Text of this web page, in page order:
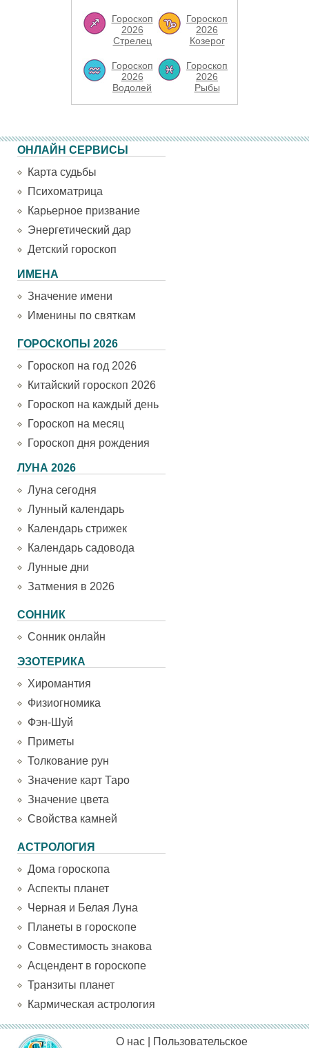
Гороскоп
2026
Стрелец
Гороскоп
2026
Козерог
Гороскоп
2026
Водолей
Гороскоп
2026
Рыбы
ОНЛАЙН СЕРВИСЫ
Карта судьбы
Психоматрица
Карьерное призвание
Энергетический дар
Детский гороскоп
ИМЕНА
Значение имени
Именины по святкам
ГОРОСКОПЫ 2026
Гороскоп на год 2026
Китайский гороскоп 2026
Гороскоп на каждый день
Гороскоп на месяц
Гороскоп дня рождения
ЛУНА 2026
Луна сегодня
Лунный календарь
Календарь стрижек
Календарь садовода
Лунные дни
Затмения в 2026
СОННИК
Сонник онлайн
ЭЗОТЕРИКА
Хиромантия
Физиогномика
Фэн-Шуй
Приметы
Толкование рун
Значение карт Таро
Значение цвета
Свойства камней
АСТРОЛОГИЯ
Дома гороскопа
Аспекты планет
Черная и Белая Луна
Планеты в гороскопе
Совместимость знакова
Асцендент в гороскопе
Транзиты планет
Кармическая астрология
О нас Пользовательское